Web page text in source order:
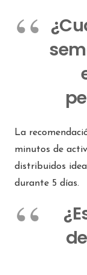
La
minutos de
distribuidos
durante 5 días.